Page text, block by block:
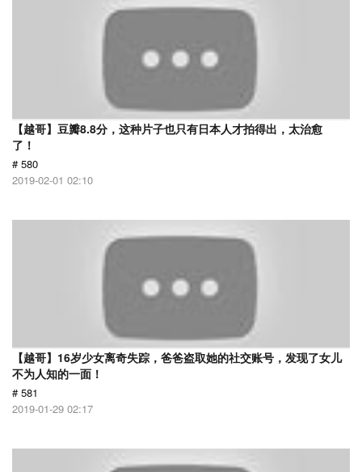
【越哥】豆瓣8.8分，这种片子也只有日本人才拍得出，太治愈
了！
# 580
2019-02-01 02:10
【越哥】16岁少女离奇失踪，爸爸盗取她的社交账号，发现了女儿
不为人知的一面！
# 581
2019-01-29 02:17